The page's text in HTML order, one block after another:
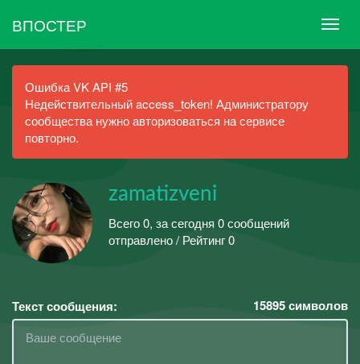
ВПОСТЕР
Ошибка VK API #5
Недействительный access_token! Администратору
сообщества нужно авторизоваться на сервисе
повторно.
zamatizveni
Всего 0, за сегодня 0 сообщений
отправлено / Рейтинг 0
Текст сообщения: 15895символов